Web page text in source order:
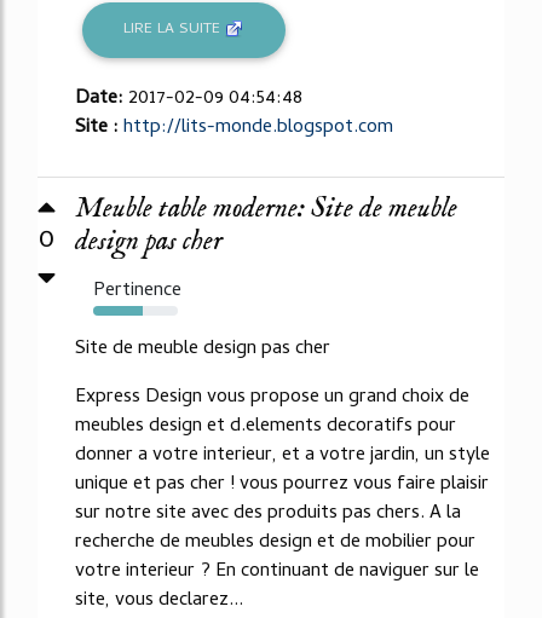
LIRE LA SUITE
Date: 2017-02-09 04:54:48
Site :http://lits-monde.blogspot.com
0
Meuble table moderne: Site de meuble
design pas cher
Pertinence
58%
Site de meuble design pas cher
Express Design vous propose un grand choix de
meubles design et d.elements decoratifs pour
donner a votre interieur, et a votre jardin, un style
unique et pas cher ! vous pourrez vous faire plaisir
sur notre site avec des produits pas chers. A la
recherche de meubles design et de mobilier pour
votre interieur ? En continuant de naviguer sur le
site, vous declarez...